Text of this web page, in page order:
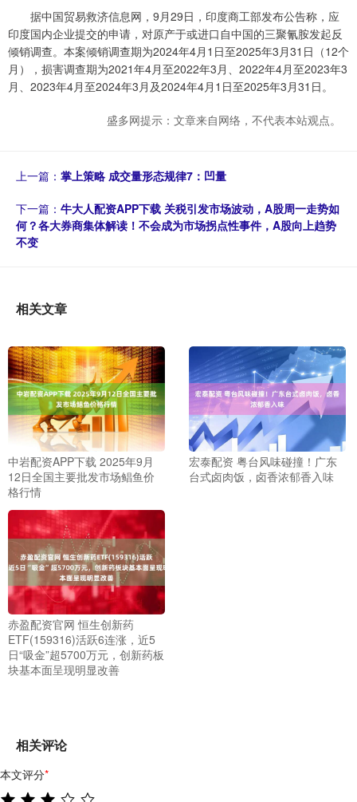
据中国贸易救济信息网，9月29日，印度商工部发布公告称，应
印度国内企业提交的申请，对原产于或进口自中国的三聚氰胺发起反
倾销调查。本案倾销调查期为2024年4月1日至2025年3月31日（12个
月），损害调查期为2021年4月至2022年3月、2022年4月至2023年3
月、2023年4月至2024年3月及2024年4月1日至2025年3月31日。
盛多网提示：文章来自网络，不代表本站观点。
上一篇： 掌上策略 成交量形态规律7：凹量
下一篇： 牛大人配资APP下载 关税引发市场波动，A股周一走势如
何？各大券商集体解读！不会成为市场拐点性事件，A股向上趋势
不变
相关文章
中岩配资APP下载 2025年9月
12日全国主要批发市场鲳鱼价
格行情
宏泰配资 粤台风味碰撞！广东
台式卤肉饭，卤香浓郁香入味
赤盈配资官网 恒生创新药
ETF(159316)活跃6连涨，近5
日“吸金”超5700万元，创新药板
块基本面呈现明显改善
相关评论
本文评分*